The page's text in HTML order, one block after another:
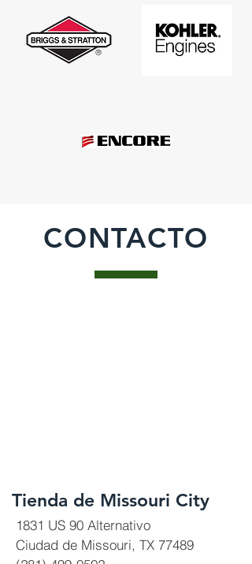
CONTACTO
Tienda de Missouri City
1831 US 90 Alternativo
Ciudad de Missouri, TX 77489